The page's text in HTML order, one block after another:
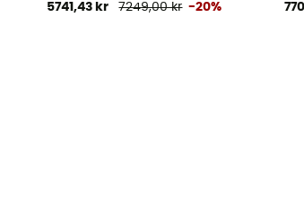
5741,43 kr 7249,00 kr -20%